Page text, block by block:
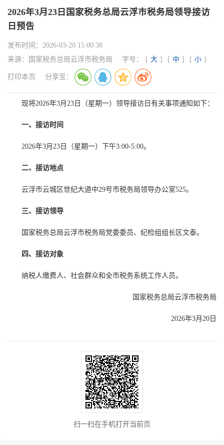
2026年3月23日国家税务总局云浮市税务局领导接访
日预告
发布时间： 2026-03-20 15:00:38
来源：
国家税务总局云浮市税务局 字号： [ 大 ] [ 中 ] [ 小 ]
打印本页 分享至：
现将2026年3月23日（星期一）领导接访日有关事项通知如下：
一、接访时间
2026年3月23日（星期一）下午3:00-5:00。
二、接访地点
云浮市云城区世纪大道中29号市税务局领导办公室525。
三、接访领导
国家税务总局云浮市税务局党委委员、纪检组组长区文泰。
四、接访对象
纳税人缴费人、社会群众和全市税务系统工作人员。
国家税务总局云浮市税务局
2026年3月20日
扫一扫在手机打开当前页